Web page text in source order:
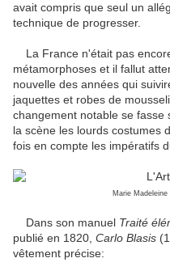
avait compris que seul un
technique de progresser.
La France n'était pas
métamorphoses et il fallut
nouvelle des années qui
jaquettes et robes de
changement notable se fasse
la scène les lourds costumes
fois en compte les impératifs
Marie
Dans son manuel Traité
publié en 1820, Carlo Blasis
vêtement précise: